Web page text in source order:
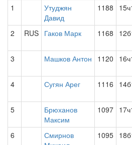
1
Утуджян
Давид
1188
2 RUS Гаков Марк 1168
3 Машков Антон 1120
4 Сугян Арег 1116
5
Брюханов
Максим
1097
6
Смирнов
1095